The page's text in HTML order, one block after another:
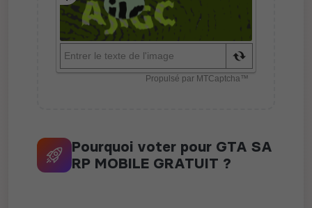
Pourquoi voter pour GTA SA
RP MOBILE GRATUIT ?